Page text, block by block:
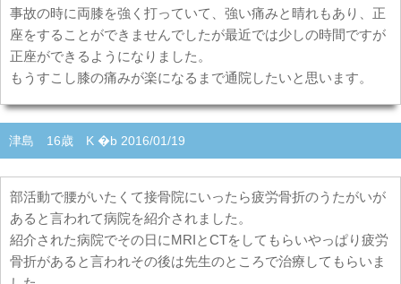
事故の時に両膝を強く打っていて、強い痛みと晴れもあり、正
座をすることができませんでしたが最近では少しの時間ですが
正座ができるようになりました。
もうすこし膝の痛みが楽になるまで通院したいと思います。
津島 16歳 K �b 2016/01/19
部活動で腰がいたくて接骨院にいったら疲労骨折のうたがいが
あると言われて病院を紹介されました。
紹介された病院でその日にMRIとCTをしてもらいやっぱり疲労
骨折があると言われその後は先生のところで治療してもらいま